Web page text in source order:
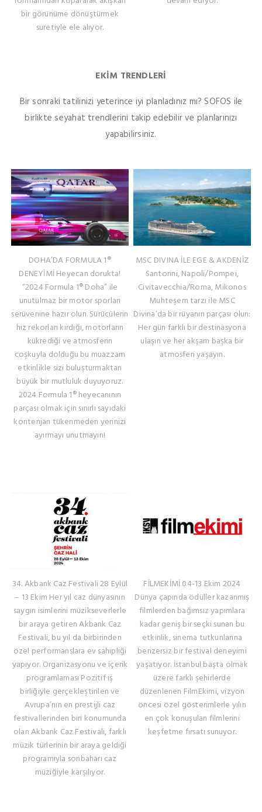
bir görünüme dönüştürmek
suretiyle ele alıyor.
EKİM TRENDLERİ
Bir sonraki tatilinizi yeterince iyi planladınız mı?SOFOS ile
birlikte seyahat trendlerini takip edebilir ve planlarınızı
yapabilirsiniz.
DOHA’DA FORMULA 1®
DENEYİMİ Heyecan dorukta!
“2024 Formula 1® Doha” ile
unutulmaz bir motor sporları
serüvenine hazır olun. Sürücülerin
hız rekorları kırdığı, motorların
kükrediği ve atmosferin
coşkuyla dolduğu bu muazzam
etkinlikle sizi buluşturmaktan
büyük bir mutluluk duyuyoruz.
2024 Formula 1® heyecanının
parçası olmak için sınırlı sayıdaki
kontenjan tükenmeden yerinizi
ayırmayı unutmayın!
MSC DIVINA İLE EGE & AKDENİZ
Santorini, Napoli/Pompei,
Civitavecchia/Roma, Mikonos
Muhteşem tarzı ile MSC
Divina’da bir rüyanın parçası olun:
Her gün farklı bir destinasyona
ulaşın ve her akşam başka bir
atmosferi yaşayın.
34. Akbank Caz Festivali 28 Eylül
– 13 Ekim Her yıl caz dünyasının
saygın isimlerini müzikseverlerle
bir araya getiren Akbank Caz
Festivali, bu yıl da birbirinden
özel performanslara ev sahipliği
yapıyor. Organizasyonu ve içerik
programlaması Pozitif iş
birliğiyle gerçekleştirilen ve
Avrupa’nın en prestijli caz
festivallerinden biri konumunda
olan Akbank Caz Festivali, farklı
müzik türlerinin bir araya geldiği
programıyla sonbaharı caz
müziğiyle karşılıyor.
FİLMEKİMİ 04-13 Ekim 2024
Dünya çapında ödüller kazanmış
filmlerden bağımsız yapımlara
kadar geniş bir seçki sunan bu
etkinlik, sinema tutkunlarına
benzersiz bir festival deneyimi
yaşatıyor. İstanbul başta olmak
üzere farklı şehirlerde
düzenlenen FilmEkimi, vizyon
öncesi özel gösterimlerle yılın
en çok konuşulan filmlerini
keşfetme fırsatı sunuyor.